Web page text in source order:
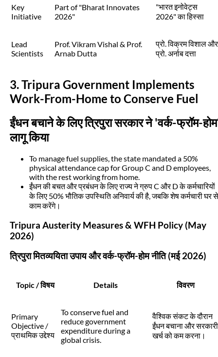
Key
Initiative
Part of "Bharat Innovates
2026"
"भारत इनोवेट्स
2026" का हिस्सा
Lead
Scientists
Prof. Vikram Vishal & Prof.
Arnab Dutta
प्रो. विक्रम विशाल और
प्रो. अर्नाब दत्ता
3. Tripura Government Implements
Work-From-Home to Conserve Fuel
ईंधन बचाने के लिए त्रिपुरा सरकार ने 'वर्क-फ्रॉम-
लागू किया
To manage fuel supplies, the state mandated a 50%
physical attendance cap for Group C and D employees,
with the rest working from home.
ईंधन की बचत और प्रबंधन के लिए राज्य ने ग्रुप C और D के कर्मचारियों
के लिए 50% भौतिक उपस्थिति अनिवार्य की है, जबकि शेष कर्मचारी घर से
काम करेंगे।
Tripura Austerity Measures & WFH Policy (May
2026)
त्रिपुरा मितव्ययिता उपाय और वर्क-फ्रॉम-होम नीति (मई 2026)
Topic / विषय Details विवरण
Primary
Objective /
प्राथमिक उद्देश्य
To conserve fuel and
reduce government
expenditure during a
global crisis.
वैश्विक संकट के दौरान
ईंधन बचाना और सरकारी
खर्च को कम करना।